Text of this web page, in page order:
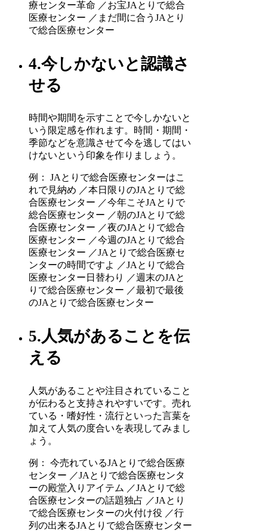
療センター革命 ／お宝JAとりで総合
医療センター ／まだ間に合うJAとり
で総合医療センター
4.今しかないと認識さ
せる
時間や期間を示すことで今しかないと
いう限定感を作れます。時間・期間・
季節などを意識させて今を逃してはい
けないという印象を作りましょう。
例： JAとりで総合医療センターはこ
れで見納め ／本日限りのJAとりで総
合医療センター ／今年こそJAとりで
総合医療センター ／朝のJAとりで総
合医療センター ／夜のJAとりで総合
医療センター ／今週のJAとりで総合
医療センター ／JAとりで総合医療セ
ンターの時間ですよ ／JAとりで総合
医療センター日替わり ／週末のJAと
りで総合医療センター ／最初で最後
のJAとりで総合医療センター
5.人気があることを伝
える
人気があることや注目されていること
が伝わると支持されやすいです。売れ
ている・嗜好性・流行といった言葉を
加えて人気の度合いを表現してみまし
ょう。
例： 今売れているJAとりで総合医療
センター ／JAとりで総合医療センタ
ーの殿堂入りアイテム ／JAとりで総
合医療センターの話題独占 ／JAとり
で総合医療センターの火付け役 ／行
列の出来るJAとりで総合医療センター